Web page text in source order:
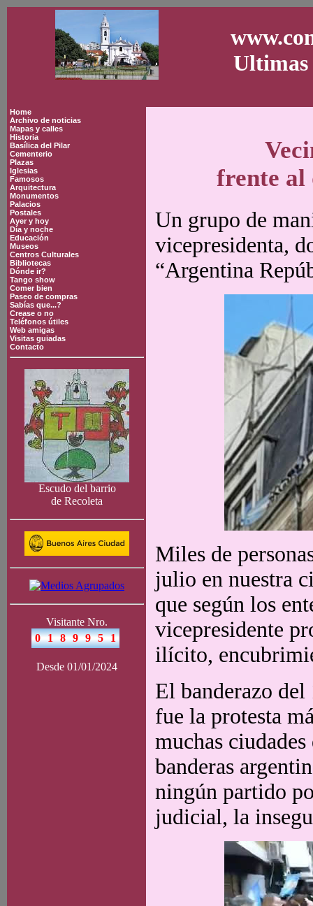
Ultimas
Home
Archivo de noticias
Mapas y calles
Historia
Basílica del Pilar
Cementerio
Plazas
Iglesias
Famosos
Arquitectura
Monumentos
Palacios
Postales
Ayer y hoy
Día y noche
Educación
Museos
Centros Culturales
Bibliotecas
Dónde ir?
Tango show
Comer bien
Paseo de compras
Sabías que...?
Crease o no
Teléfonos útiles
Web amigas
Visitas guiadas
Contacto
Escudo del barrio
de Recoleta
Visitante Nro.
Desde 01/01/2024
frente al
Un grupo de
vicepresidenta,
“Argentina
Miles de
julio en nuestra
que según los
vicepresidente
ilícito,
El banderazo
fue la protesta
muchas
banderas
ningún partido
judicial, la